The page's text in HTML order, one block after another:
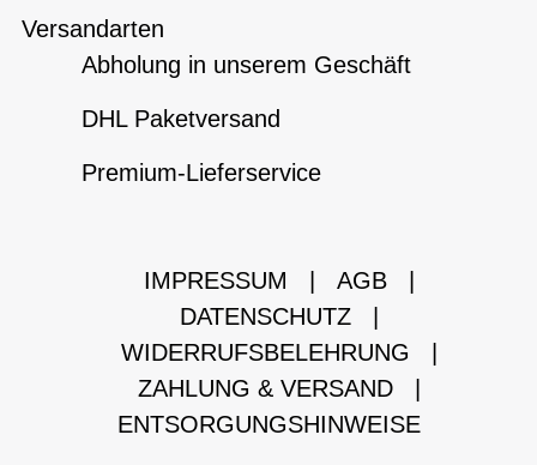
Versandarten
Abholung in unserem Geschäft
DHL Paketversand
Premium-Lieferservice
IMPRESSUM AGB
DATENSCHUTZ
WIDERRUFSBELEHRUNG
ZAHLUNG & VERSAND
ENTSORGUNGSHINWEISE